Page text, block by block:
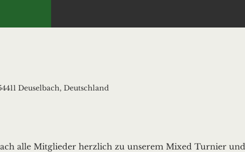
Deuselbach, Deutschland
alle Mitglieder herzlich zu unserem Mixed Turnier und